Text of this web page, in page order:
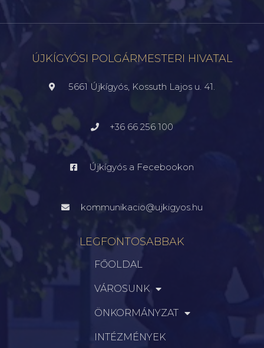
ÚJKÍGYÓSI POLGÁRMESTERI HIVATAL
5661 Újkígyós, Kossuth Lajos u. 41.
+36 66 256 100
Újkígyós a Fecebookon
kommunikacio@ujkigyos.hu
LEGFONTOSABBAK
FŐOLDAL
VÁROSUNK
ÖNKORMÁNYZAT
INTÉZMÉNYEK